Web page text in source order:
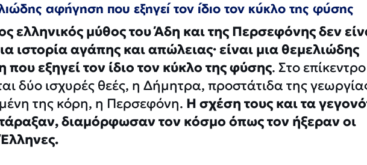
αφήγηση που εξηγεί τον ίδιο τον κύκλο της φύσης
ελληνικός μύθος του Άδη και της Περσεφόνης δεν
ιστορία αγάπης και απώλειας· είναι μια θεμελιώδης
εξηγεί τον ίδιο τον κύκλο της φύσης. Στο επίκεντρο
δύο ισχυρές θεές, η Δήμητρα, προστάτιδα της
της κόρη, η Περσεφόνη. Η σχέση τους και τα
διαμόρφωσαν τον κόσμο όπως τον ήξεραν οι